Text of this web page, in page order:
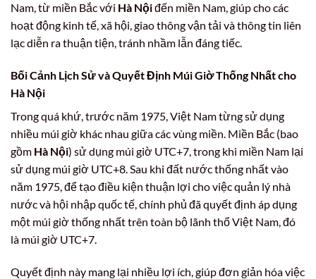
Nam, từ miền Bắc với Hà Nộiđến miền Nam, giúp cho các
hoạt động kinh tế, xã hội, giao thông vận tải và thông tin liên
lạc diễn ra thuận tiện, tránh nhầm lẫn đáng tiếc.
Bối Cảnh Lịch Sử và Quyết Định Múi Giờ Thống Nhất cho
Hà Nội
Trong quá khứ, trước năm 1975, Việt Nam từng sử dụng
nhiều múi giờ khác nhau giữa các vùng miền. Miền Bắc (bao
gồm Hà Nội) sử dụng múi giờ UTC+7, trong khi miền Nam lại
sử dụng múi giờ UTC+8. Sau khi đất nước thống nhất vào
năm 1975, để tạo điều kiện thuận lợi cho việc quản lý nhà
nước và hội nhập quốc tế, chính phủ đã quyết định áp dụng
một múi giờ thống nhất trên toàn bộ lãnh thổ Việt Nam, đó
là múi giờ UTC+7.
Quyết định này mang lại nhiều lợi ích, giúp đơn giản hóa việc